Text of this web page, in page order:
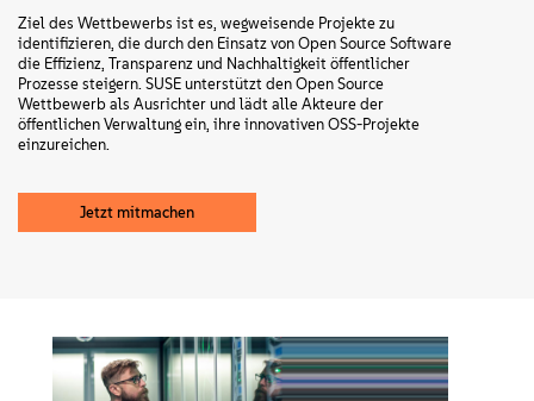
Ziel des Wettbewerbs ist es, wegweisende Projekte zu
identifizieren, die durch den Einsatz von Open Source Software
die Effizienz, Transparenz und Nachhaltigkeit öffentlicher
Prozesse steigern. SUSE unterstützt den Open Source
Wettbewerb als Ausrichter und lädt alle Akteure der
öffentlichen Verwaltung ein, ihre innovativen OSS-Projekte
einzureichen.
Jetzt mitmachen